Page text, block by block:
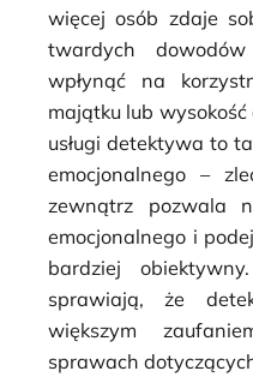
więcej osób zdaje
twardych
wpłynąć na
majątku lub
usługi detektywa to
emocjonalnego –
zewnątrz pozwala
emocjonalnego i
bardziej
sprawiają, że
większym
sprawach